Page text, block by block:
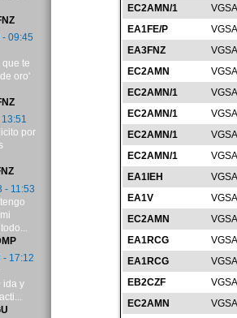
EC2AMN/1
EA1FE/P
EA3FNZ
EC2AMN
EC2AMN/1
EC2AMN/1
EC2AMN/1
EC2AMN/1
EA1IEH
EA1V
EC2AMN
EA1RCG
EA1RCG
EB2CZF
EC2AMN
09:45
que te
oro'
por
- 11:53
- 17:12
ida y